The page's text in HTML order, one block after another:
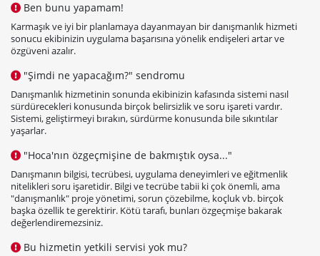
Ben bunu yapamam!
Karmaşık ve iyi bir planlamaya dayanmayan bir danışmanlık hizmeti
sonucu ekibinizin uygulama başarısına yönelik endişeleri artar ve
özgüveni azalır.
"Şimdi ne yapacağım?" sendromu
Danışmanlık hizmetinin sonunda ekibinizin kafasında sistemi nasıl
sürdürecekleri konusunda birçok belirsizlik ve soru işareti vardır.
Sistemi, geliştirmeyi bırakın, sürdürme konusunda bile sıkıntılar
yaşarlar.
"Hoca'nın özgeçmişine de bakmıştık oysa..."
Danışmanın bilgisi, tecrübesi, uygulama deneyimleri ve eğitmenlik
nitelikleri soru işaretidir. Bilgi ve tecrübe tabii ki çok önemli, ama
"danışmanlık" proje yönetimi, sorun çözebilme, koçluk vb. birçok
başka özellik te gerektirir. Kötü tarafı, bunları özgeçmişe bakarak
değerlendiremezsiniz.
Bu hizmetin yetkili servisi yok mu?